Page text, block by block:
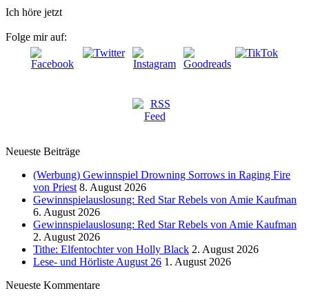
Ich höre jetzt
Folge mir auf:
Neueste Beiträge
(Werbung) Gewinnspiel Drowning Sorrows in Raging Fire
von Priest 8. August 2026
Gewinnspielauslosung: Red Star Rebels von Amie Kaufman
6. August 2026
Gewinnspielauslosung: Red Star Rebels von Amie Kaufman
2. August 2026
Tithe: Elfentochter von Holly Black 2. August 2026
Lese- und Hörliste August 26 1. August 2026
Neueste Kommentare